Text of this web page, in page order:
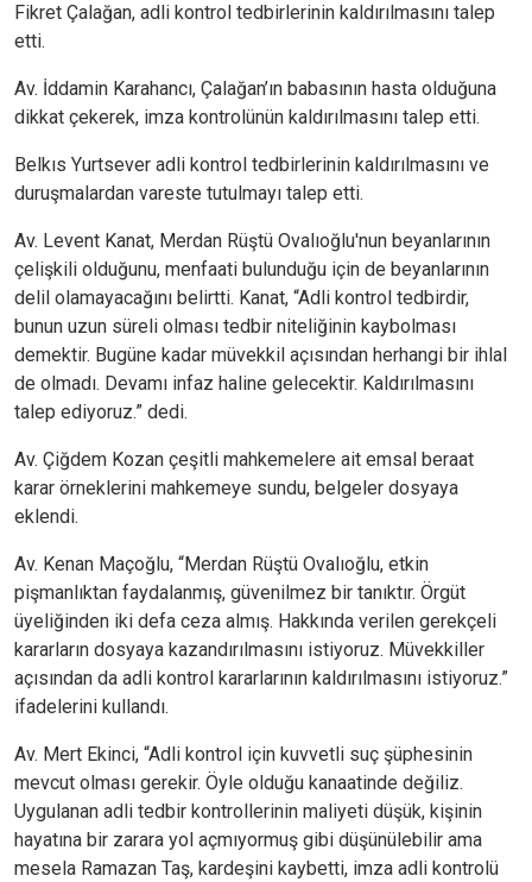
Fikret Çalağan, adli kontrol tedbirlerinin kaldırılmasını talep
etti.
Av. İddamin Karahancı, Çalağan’ın babasının hasta olduğuna
dikkat çekerek, imza kontrolünün kaldırılmasını talep etti.
Belkıs Yurtsever adli kontrol tedbirlerinin kaldırılmasını ve
duruşmalardan vareste tutulmayı talep etti.
Av. Levent Kanat, Merdan Rüştü Ovalıoğlu'nun beyanlarının
çelişkili olduğunu, menfaati bulunduğu için de beyanlarının
delil olamayacağını belirtti. Kanat, “Adli kontrol tedbirdir,
bunun uzun süreli olması tedbir niteliğinin kaybolması
demektir. Bugüne kadar müvekkil açısından herhangi bir ihlal
de olmadı. Devamı infaz haline gelecektir. Kaldırılmasını
talep ediyoruz.” dedi.
Av. Çiğdem Kozan çeşitli mahkemelere ait emsal beraat
karar örneklerini mahkemeye sundu, belgeler dosyaya
eklendi.
Av. Kenan Maçoğlu, “Merdan Rüştü Ovalıoğlu, etkin
pişmanlıktan faydalanmış, güvenilmez bir tanıktır. Örgüt
üyeliğinden iki defa ceza almış. Hakkında verilen gerekçeli
kararların dosyaya kazandırılmasını istiyoruz. Müvekkiller
açısından da adli kontrol kararlarının kaldırılmasını istiyoruz.”
ifadelerini kullandı.
Av. Mert Ekinci, “Adli kontrol için kuvvetli suç şüphesinin
mevcut olması gerekir. Öyle olduğu kanaatinde değiliz.
Uygulanan adli tedbir kontrollerinin maliyeti düşük, kişinin
hayatına bir zarara yol açmıyormuş gibi düşünülebilir ama
mesela Ramazan Taş, kardeşini kaybetti, imza adli kontrolü